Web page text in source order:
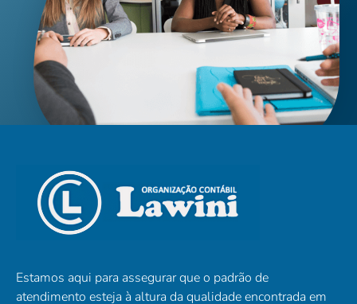
Estamos aqui para assegurar que o padrão de
atendimento esteja à altura da qualidade encontrada em